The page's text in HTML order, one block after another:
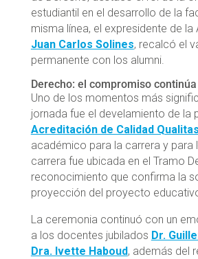
estudiantil en el desarrollo de la
misma línea, el expresidente de la
Juan Carlos Solines, recalcó el
permanente con los alumni.
Derecho: el compromiso continúa
Uno de los momentos más
jornada fue el develamiento de la
Acreditación de Calidad Qualitas
académico para la carrera y para
carrera fue ubicada en el Tramo
reconocimiento que confirma la
proyección del proyecto
La ceremonia continuó con un
a los docentes jubilados Dr.
Dra. Ivette Haboud, además del